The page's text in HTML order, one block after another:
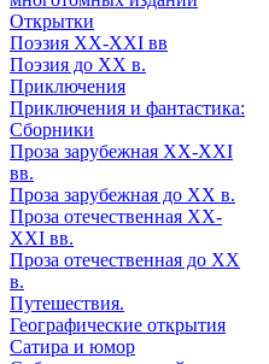
Открытки
Поэзия XX-XXI вв
Поэзия до XX в.
Приключения
Приключения и фантастика:
Сборники
Проза зарубежная XX-XXI
вв.
Проза зарубежная до XX в.
Проза отечественная XX-
XXI вв.
Проза отечественная до XX
в.
Путешествия.
Географические открытия
Сатира и юмор